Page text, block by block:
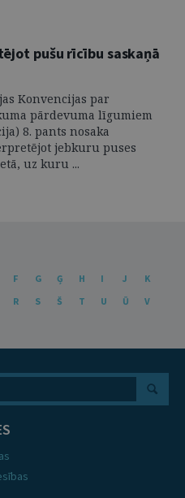
pušu rīcību saskaņā
Konvencijas par
pārdevuma līgumiem
8. pants nosaka
jebkuru puses
uz kuru ...
F G Ģ H I J
K
R S Š T U Ū
V